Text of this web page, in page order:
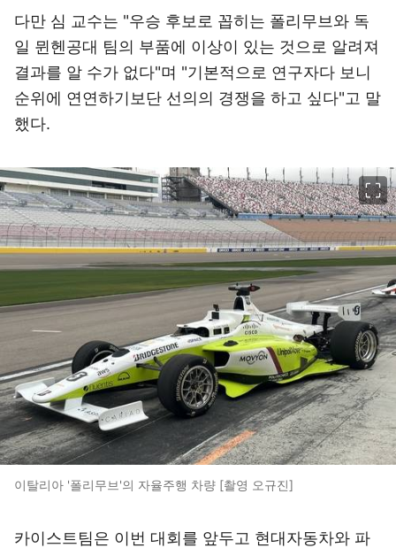
다만 심 교수는 "우승 후보로 꼽히는 폴리무브와 독
일 뮌헨공대 팀의 부품에 이상이 있는 것으로 알려져
결과를 알 수가 없다"며 "기본적으로 연구자다 보니
순위에 연연하기보단 선의의 경쟁을 하고 싶다"고 말
했다.
이탈리아 '폴리무브'의 자율주행 차량 [촬영 오규진]
카이스트팀은 이번 대회를 앞두고 현대자동차와 파